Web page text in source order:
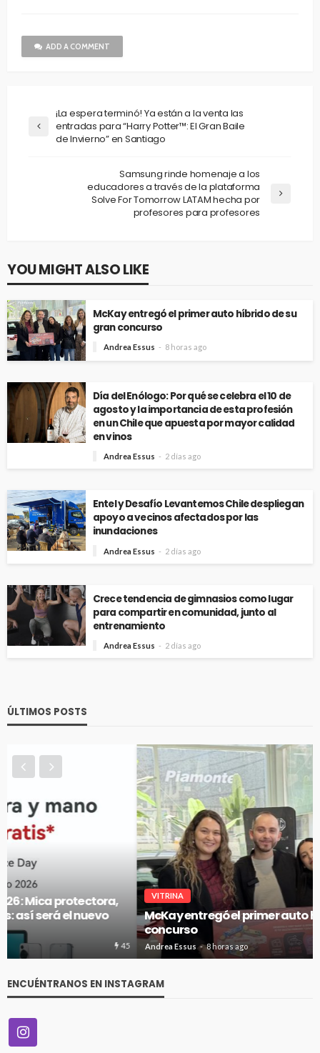
ADD A COMMENT
¡La espera terminó! Ya están a la venta las
entradas para “Harry Potter™: El Gran Baile
de Invierno” en Santiago
Samsung rinde homenaje a los
educadores a través de la plataforma
Solve For Tomorrow LATAM hecha por
profesores para profesores
YOU MIGHT ALSO LIKE
McKay entregó el primer auto híbrido de su
gran concurso
Andrea Essus 8 horas ago
Día del Enólogo: Por qué se celebra el 10 de
agosto y la importancia de esta profesión
en un Chile que apuesta por mayor calidad
en vinos
Andrea Essus 2 días ago
Entel y Desafío Levantemos Chile despliegan
apoyo a vecinos afectados por las
inundaciones
Andrea Essus 2 días ago
Crece tendencia de gimnasios como lugar
para compartir en comunidad, junto al
entrenamiento
Andrea Essus 2 días ago
ÚLTIMOS POSTS
VITRINA
McKay entregó el primer auto híbrido de su gran
concurso
Andrea Essus 8 horas ago 47
ENCUÉNTRANOS EN INSTAGRAM